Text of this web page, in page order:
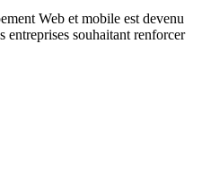
Web et mobile est devenu
entreprises souhaitant renforcer